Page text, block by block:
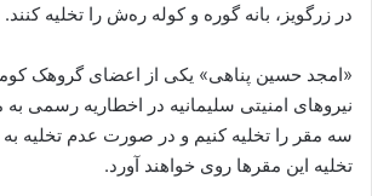
در زرگویز، بانه گوره و کوله ره‌ش را تخلیه کنند.
«امجد حسین پناهی» یکی از اعضای گروهک
نیروهای امنیتی سلیمانیه در اخطاریه رسمی به
سه مقر را تخلیه کنیم و در صورت عدم تخلیه به
تخلیه این مقرها روی خواهند آورد.